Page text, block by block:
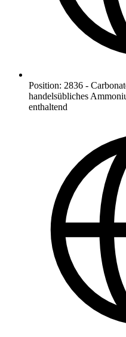
Position: 2836 -
handelsübliches
enthaltend